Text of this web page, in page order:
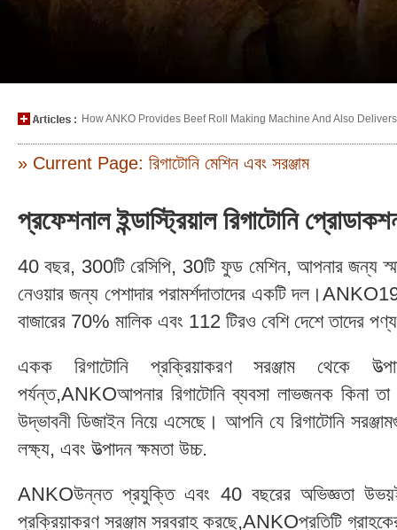
How ANKO Provides Beef Roll Making Machine And Also
» Current Page: রিগাটোনি মেশিন এবং সরঞ্জাম
প্রফেশনাল ইন্ডাস্ট্রিয়াল রিগাটোনি
40 বছর, 300টি রেসিপি, 30টি ফুড মেশিন, আপনার জন্য
নেওয়ার জন্য পেশাদার পরামর্শদাতাদের একটি
বাজারের 70% মালিক এবং 112 টিরও বেশি দেশে তাদের
একক রিগাটোনি প্রক্রিয়াকরণ সরঞ্জাম থেকে
পর্যন্ত,ANKOআপনার রিগাটোনি ব্যবসা লাভজনক কিনা তা
উদ্ভাবনী ডিজাইন নিয়ে এসেছে। আপনি যে রিগাটোনি
লক্ষ্য, এবং উত্পাদন ক্ষমতা উচ্চ.
ANKOউন্নত প্রযুক্তি এবং 40 বছরের অভিজ্ঞতা উভয়ই
প্রক্রিয়াকরণ সরঞ্জাম সরবরাহ করছে,ANKOপ্রতিটি